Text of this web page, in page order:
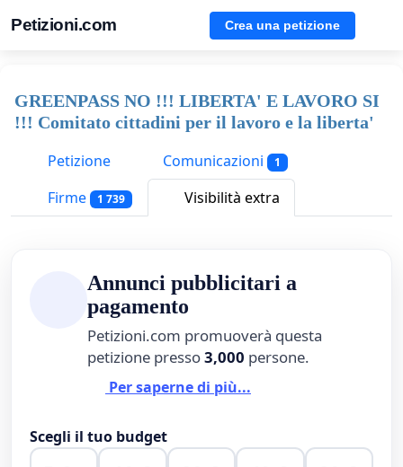
Petizioni.com Crea una petizione
GREENPASS NO !!! LIBERTA' E LAVORO SI
!!! Comitato cittadini per il lavoro e la liberta'
Petizione
Comunicazioni 1
Firme 1 739 Visibilità extra
Annunci pubblicitari a
pagamento
Petizioni.com promuoverà questa
petizione presso3,000 persone.
Per saperne di più...
Scegli il tuo budget